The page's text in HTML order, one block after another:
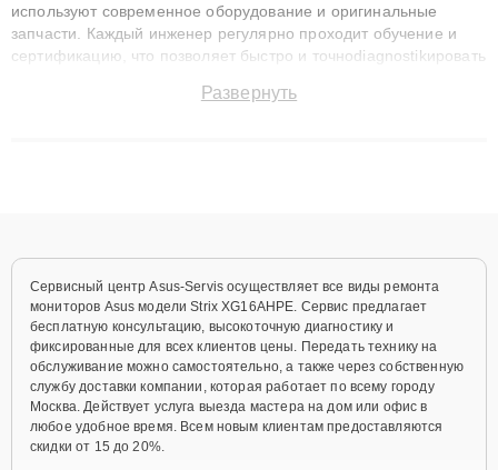
используют современное оборудование и оригинальные
запчасти. Каждый инженер регулярно проходит обучение и
сертификацию, что позволяет быстро и точноdiagnostikировать
до 3 лет. Наши мастера решают сложные случаи: от замены
Развернуть
Сервисный центр Asus-Servis осуществляет все виды ремонта
мониторов Asus модели Strix XG16AHPE. Сервис предлагает
бесплатную консультацию, высокоточную диагностику и
фиксированные для всех клиентов цены. Передать технику на
обслуживание можно самостоятельно, а также через собственную
службу доставки компании, которая работает по всему городу
Москва. Действует услуга выезда мастера на дом или офис в
любое удобное время. Всем новым клиентам предоставляются
скидки от 15 до 20%.